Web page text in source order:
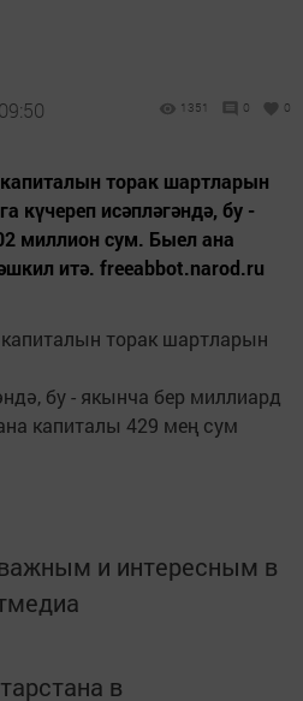
1351 0 0
торак шартларын
күчереп исәпләгәндә, бу -
миллион сум. Быел ана
итә. freeabbot.narod.ru
торак шартларын
бу - якынча бер миллиард
капиталы 429 мең сум
и интересным в
в